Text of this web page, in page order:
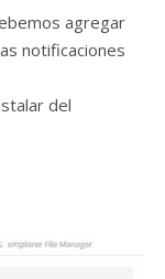
agregar
notificaciones
del